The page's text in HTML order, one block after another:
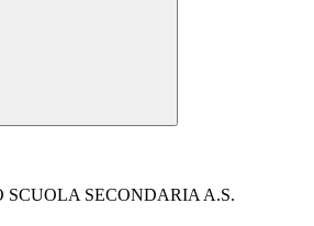
SCUOLA SECONDARIA A.S.